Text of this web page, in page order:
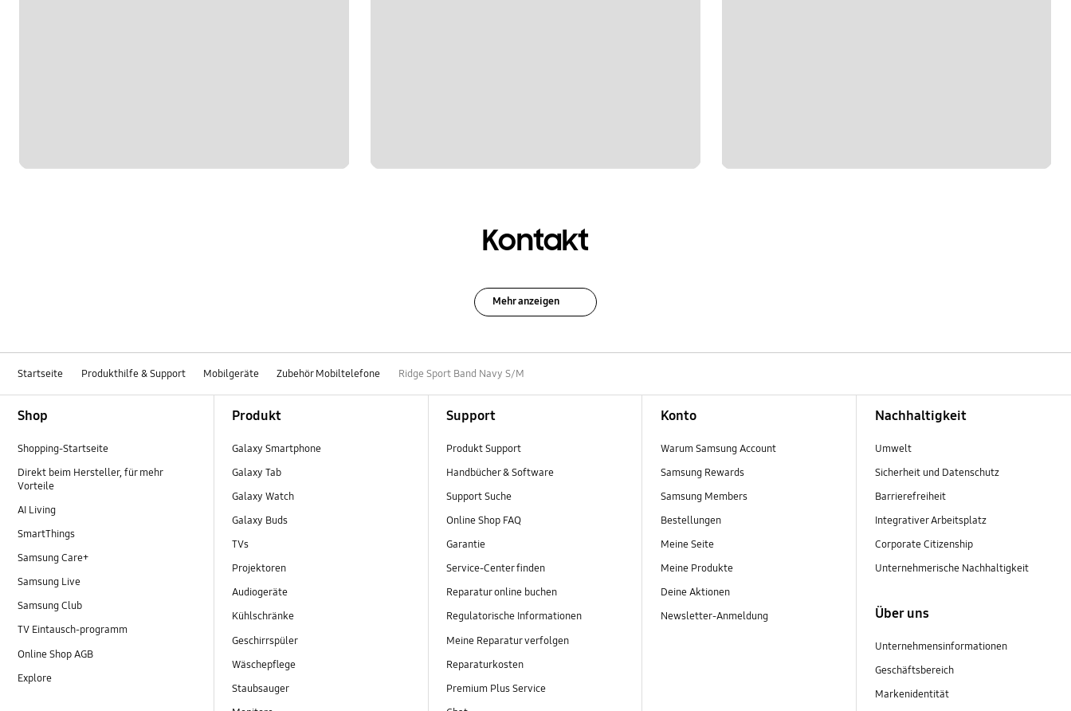
Kontakt
Mehr anzeigen
Startseite Produkthilfe & Support Mobilgeräte Zubehör Mobiltelefone Ridge Sport Band Navy S/M
Shop
Shopping-Startseite
Direkt beim Hersteller, für mehr
Vorteile
AI Living
SmartThings
Samsung Care+
Samsung Live
Samsung Club
TV Eintausch-programm
Online Shop AGB
Explore
Produkt
Galaxy Smartphone
Galaxy Tab
Galaxy Watch
Galaxy Buds
TVs
Projektoren
Audiogeräte
Kühlschränke
Geschirrspüler
Wäschepflege
Staubsauger
Support
Produkt Support
Handbücher & Software
Support Suche
Online Shop FAQ
Garantie
Service-Center finden
Reparatur online buchen
Regulatorische Informationen
Meine Reparatur verfolgen
Reparaturkosten
Premium Plus Service
Konto
Warum Samsung Account
Samsung Rewards
Samsung Members
Bestellungen
Meine Seite
Meine Produkte
Deine Aktionen
Newsletter-Anmeldung
Nachhaltigkeit
Umwelt
Sicherheit und Datenschutz
Barrierefreiheit
Integrativer Arbeitsplatz
Corporate Citizenship
Unternehmerische Nachhaltigkeit
Über uns
Unternehmensinformationen
Geschäftsbereich
Markenidentität